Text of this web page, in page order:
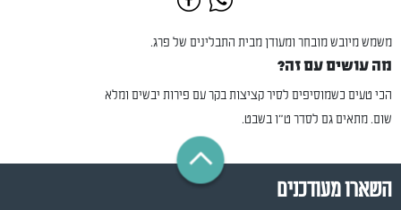
משמש מיובש מובחר ומעודן מבית התבלינים של פרג.
מה עושים עם זה?
הכי טעים כשמוסיפים לסיר קציצות בקר עם פירות יבשים ומלא
שום. מתאים גם לסדר ט"ו בשבט.
השארו מעודכנים